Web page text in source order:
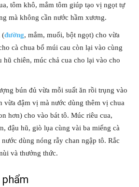
tôm khô, mắm tôm giúp tạo vị ngọt tự
mà không cần nước hầm xương.
(đường, mắm, muối, bột ngọt) cho vừa
cà chua bổ múi cau còn lại vào cùng
hũ chiên, múc chả cua cho lại vào cho
bún đủ vừa mỗi suất ăn rồi trụng vào
vừa đậm vị mà nước dùng thêm vị chua
hơn) cho vào bát tô. Múc riêu cua,
đậu hũ, giò lụa cùng vài ba miếng cà
dùng nóng rẫy chan ngập tô. Rắc
và thưởng thức.